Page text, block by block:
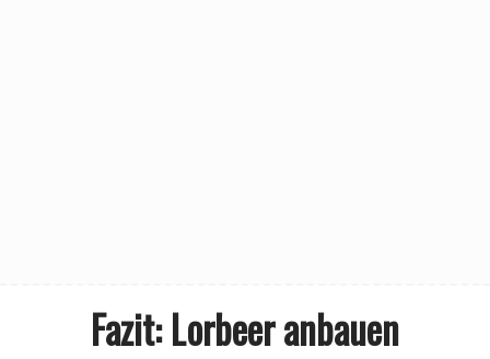
Fazit: Lorbeer anbauen